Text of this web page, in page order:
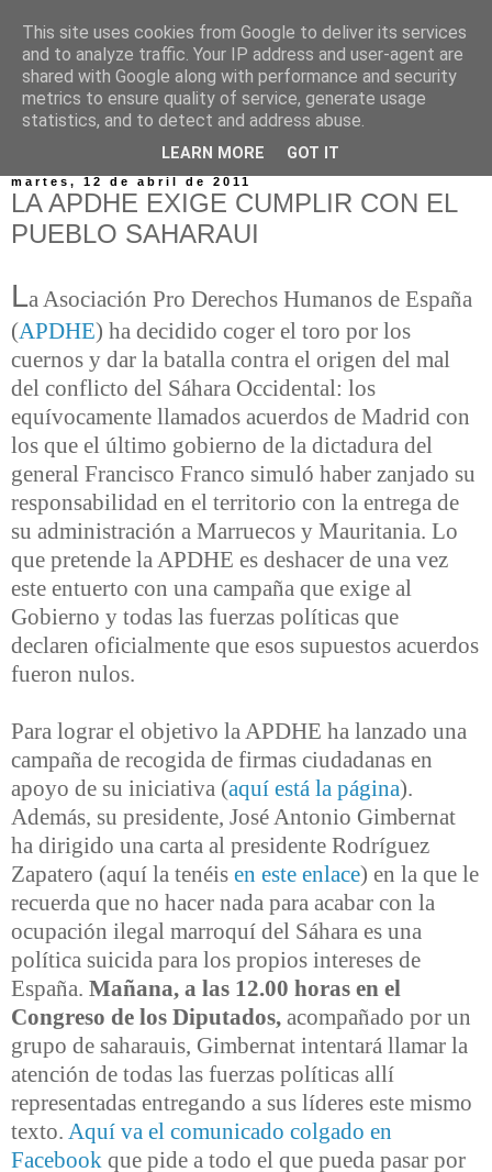
martes, 12 de abril de 2011
LA APDHE EXIGE CUMPLIR CON EL
PUEBLO SAHARAUI
La Asociación Pro Derechos Humanos de España
(APDHE) ha decidido coger el toro por los
cuernos y dar la batalla contra el origen del mal
del conflicto del Sáhara Occidental: los
equívocamente llamados acuerdos de Madrid con
los que el último gobierno de la dictadura del
general Francisco Franco simuló haber zanjado su
responsabilidad en el territorio con la entrega de
su administración a Marruecos y Mauritania. Lo
que pretende la APDHE es deshacer de una vez
este entuerto con una campaña que exige al
Gobierno y todas las fuerzas políticas que
declaren oficialmente que esos supuestos acuerdos
fueron nulos.
Para lograr el objetivo la APDHE ha lanzado una
campaña de recogida de firmas ciudadanas en
apoyo de su iniciativa (aquí está la página).
Además, su presidente, José Antonio Gimbernat
ha dirigido una carta al presidente Rodríguez
Zapatero (aquí la tenéis en este enlace) en la que le
recuerda que no hacer nada para acabar con la
ocupación ilegal marroquí del Sáhara es una
política suicida para los propios intereses de
España. Mañana, a las 12.00 horas en el
Congreso de los Diputados, acompañado por un
grupo de saharauis, Gimbernat intentará llamar la
atención de todas las fuerzas políticas allí
representadas entregando a sus líderes este mismo
texto. Aquí va el comunicado colgado en
Facebook que pide a todo el que pueda pasar por
This site uses cookies from Google to deliver its services
and to analyze traffic. Your IP address and user-agent are
shared with Google along with performance and security
metrics to ensure quality of service, generate usage
statistics, and to detect and address abuse.
LEARN MORE GOT IT